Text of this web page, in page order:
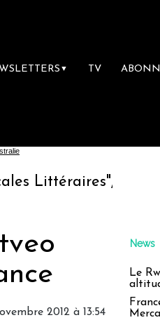
▼ TV
la première
2012 à 13:54
News
Le